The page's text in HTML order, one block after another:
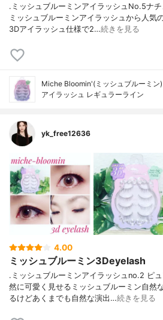
.ミッシュブルーミンアイラッシュNo.5ナ
ミッシュブルーミンアイラッシュから人気
3Dアイラッシュ仕様で2…続きを見る
Miche Bloomin'(ミッシュブルーミン)
アイラッシュ レギュラーライン
yk_free12636
4.00
ミッシュブルーミン3Deyelash
.ミッシュブルーミンアイラッシュno.2 ピ
然に可愛く見せるミッシュブルーミン自然
るけどあくまでも自然な演出…続きを見る